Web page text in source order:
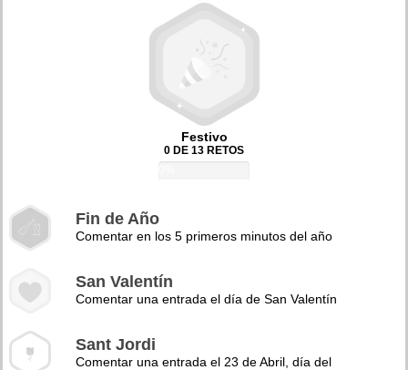
Festivo
0 DE 13 RETOS
Fin de Año
Comentar en los 5 primeros minutos del año
San Valentín
Comentar una entrada el día de San Valentín
Sant Jordi
Comentar una entrada el 23 de Abril, día del